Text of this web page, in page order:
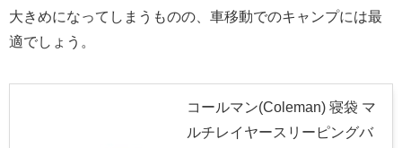
大きめになってしまうものの、車移動でのキャンプには最
適でしょう。
コールマン(Coleman) 寝袋 マ
ルチレイヤースリーピングバ